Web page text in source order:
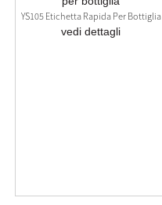
YS105 Etichetta Rapida Per Bottiglia
vedi dettagli